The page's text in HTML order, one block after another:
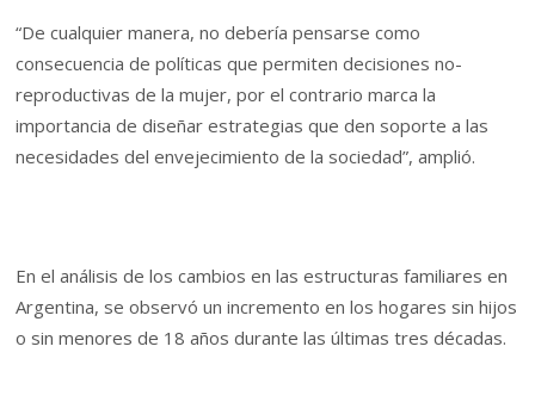
“De cualquier manera, no debería pensarse como
consecuencia de políticas que permiten decisiones no-
reproductivas de la mujer, por el contrario marca la
importancia de diseñar estrategias que den soporte a las
necesidades del envejecimiento de la sociedad”, amplió.
En el análisis de los cambios en las estructuras familiares en
Argentina, se observó un incremento en los hogares sin hijos
o sin menores de 18 años durante las últimas tres décadas.